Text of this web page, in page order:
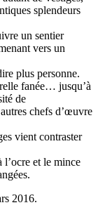
splendeurs
un sentier
vers un
plus personne.
fanée… jusqu’à
de
chefs d’œuvre
vient contraster
et le mince
2016.